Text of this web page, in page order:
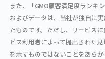
また、「GMO顧客満足度ランキ
およびデータは、当社が独自に
たものです。ただし、サービス
ビス利用者によって提出された
を示すものではないことをあらか